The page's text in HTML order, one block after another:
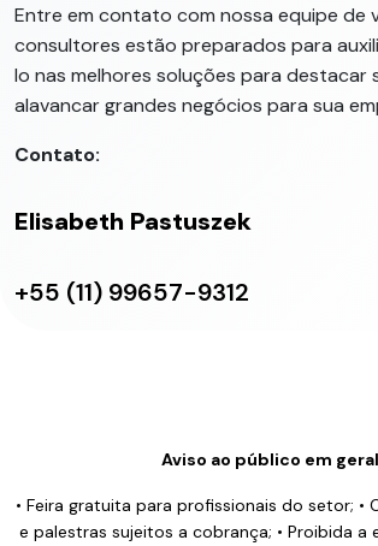
Entre em contato com nossa equipe de
consultores estão preparados para
lo nas melhores soluções para destacar
alavancar grandes negócios para sua
Contato:
Elisabeth Pastuszek
+55 (11) 99657-9312
Aviso ao público em geral
• Feira gratuita para profissionais do setor; •
e palestras sujeitos a cobrança; • Proibida a